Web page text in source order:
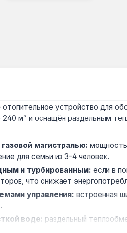
устройство для
м² и оснащён раздельным
магистралью: мощность
для семьи из 3-4 человек.
и турбированным: если в
что снижает
управления: встроенная
воде: раздельный